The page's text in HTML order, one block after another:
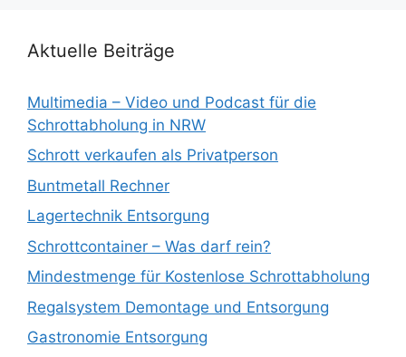
Aktuelle Beiträge
Multimedia – Video und Podcast für die
Schrottabholung in NRW
Schrott verkaufen als Privatperson
Buntmetall Rechner
Lagertechnik Entsorgung
Schrottcontainer – Was darf rein?
Mindestmenge für Kostenlose Schrottabholung
Regalsystem Demontage und Entsorgung
Gastronomie Entsorgung